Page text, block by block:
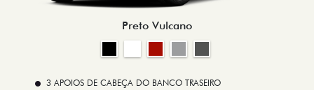
Preto Vulcano
3 APOIOS DE CABEÇA DO BANCO TRASEIRO